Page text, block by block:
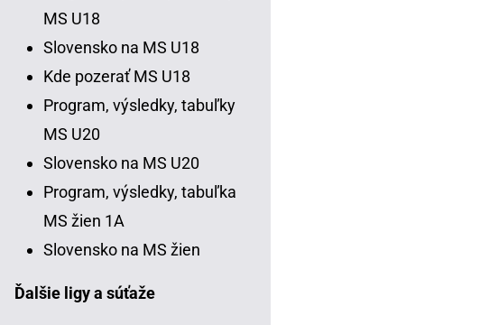
MS U18
Slovensko na MS U18
Kde pozerať MS U18
Program, výsledky, tabuľky
MS U20
Slovensko na MS U20
Program, výsledky, tabuľka
MS žien 1A
Slovensko na MS žien
Ďalšie ligy a súťaže